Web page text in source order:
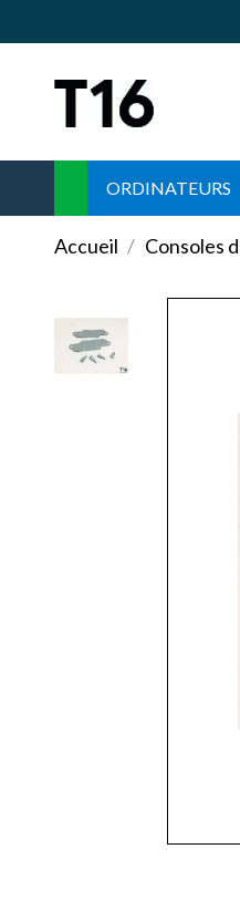
ORDINATEURS
Accueil Consoles